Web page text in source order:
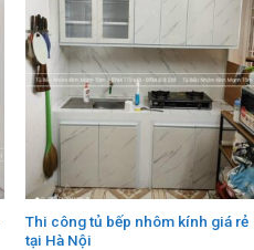
Thi công tủ bếp nhôm kính giá rẻ
tại Hà Nội